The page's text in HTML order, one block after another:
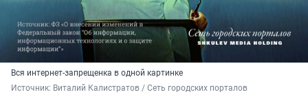
Вся интернет-запрещенка в одной картинке
Источник: Виталий Калистратов / Сеть городских порталов